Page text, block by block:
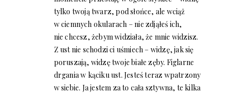
tylko twoją twarz, pod słońce, ale wciąż
w ciemnych okularach – nie zdjąłeś ich,
nie chcesz, żebym widziała, że mnie widzisz.
Z ust nie schodzi ci uśmiech – widzę, jak się
poruszają, widzę twoje białe zęby. Figlarne
drgania w kąciku ust. Jesteś teraz wpatrzony
w siebie. Ja jestem za to cała sztywna, te kilka